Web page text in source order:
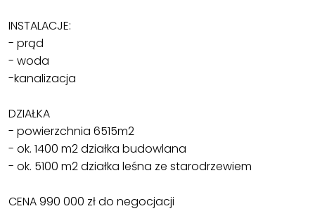
INSTALACJE:
- prąd
- woda
-kanalizacja
DZIAŁKA
- powierzchnia 6515m2
- ok. 1400 m2 działka budowlana
- ok. 5100 m2 działka leśna ze starodrzewiem
CENA 990 000 zł do negocjacji